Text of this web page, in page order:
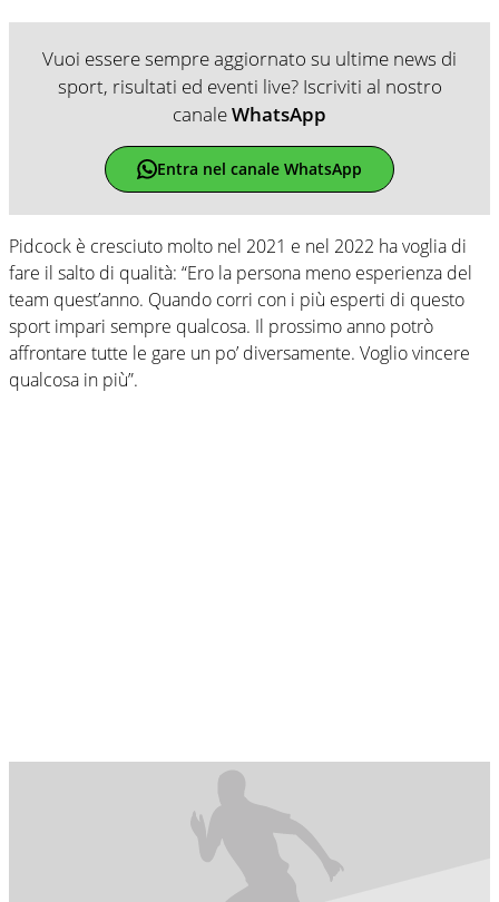
Vuoi essere sempre aggiornato su ultime news di
sport, risultati ed eventi live? Iscriviti al nostro
canaleWhatsApp
Entra nel canale WhatsApp
Pidcock è cresciuto molto nel 2021 e nel 2022 ha voglia di
fare il salto di qualità: “Ero la persona meno esperienza del
team quest’anno. Quando corri con i più esperti di questo
sport impari sempre qualcosa. Il prossimo anno potrò
affrontare tutte le gare un po’ diversamente. Voglio vincere
qualcosa in più”.